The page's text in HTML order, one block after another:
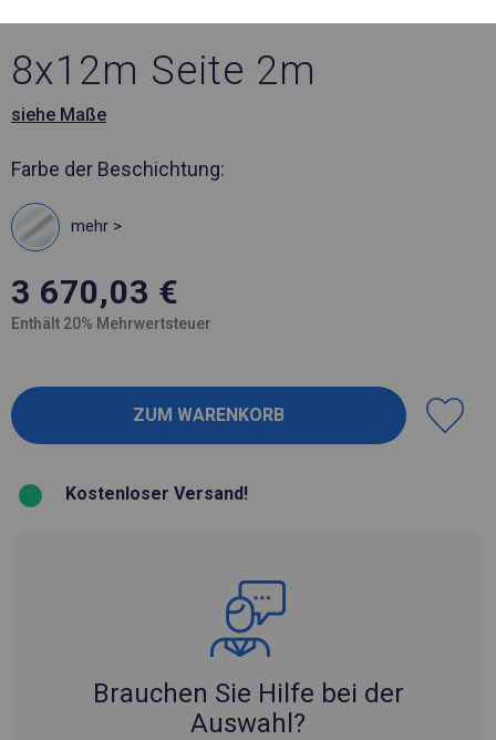
8x12m Seite 2m
siehe Maße
Farbe der Beschichtung:
mehr >
3 670,03 €
Enthält 20% Mehrwertsteuer
Kostenloser Versand!
Brauchen Sie Hilfe bei der
Auswahl?